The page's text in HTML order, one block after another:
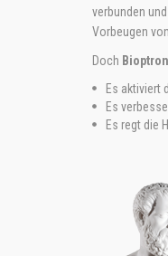
verbunden
Vorbeugen
Doch
Es aktiviert
Es
Es regt die